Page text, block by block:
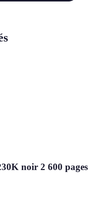
noir 2 600 pages